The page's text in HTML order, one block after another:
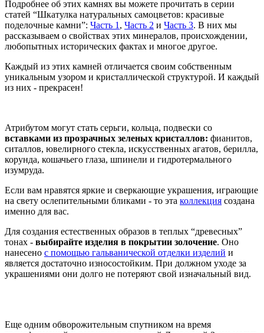
Подробнее об этих камнях вы можете прочитать в серии
статей “Шкатулка натуральных самоцветов: красивые
поделочные камни”: Часть 1 , Часть 2 и Часть 3. В них мы
рассказываем о свойствах этих минералов, происхождении,
любопытных исторических фактах и многое другое.
Каждый из этих камней отличается своим собственным
уникальным узором и кристаллической структурой. И каждый
из них - прекрасен!
Атрибутом могут стать серьги, кольца, подвески со
вставками из прозрачных зеленых кристаллов: фианитов,
ситаллов, ювелирного стекла, искусственных агатов, берилла,
корунда, кошачьего глаза, шпинели и гидротермального
изумруда.
Если вам нравятся яркие и сверкающие украшения, играющие
на свету ослепительными бликами - то эта коллекция создана
именно для вас.
Для создания естественных образов в теплых “древесных”
тонах - выбирайте изделия в покрытии золочение. Оно
нанесено с помощью гальванической отделки изделий и
является достаточно износостойким. При должном уходе за
украшениями они долго не потеряют свой изначальный вид.
Еще одним обворожительным спутником на время